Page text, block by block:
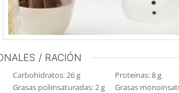
/ RACIÓN
Carbohidratos:26g Proteinas:8g
Grasas poliinsaturadas:2g Grasas